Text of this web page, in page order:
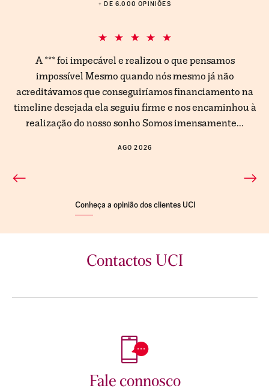
+ DE 6.000 OPINIÕES
A *** foi impecável e realizou o que pensamos
impossível Mesmo quando nós mesmo já não
acreditávamos que conseguiríamos financiamento na
timeline desejada ela seguiu firme e nos encaminhou à
realização do nosso sonho Somos imensamente...
AGO 2026
Conheça a opinião dos clientes UCI
Contactos UCI
Fale connosco